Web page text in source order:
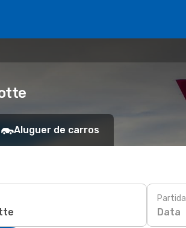
Aluguer de carros
Partida
Data